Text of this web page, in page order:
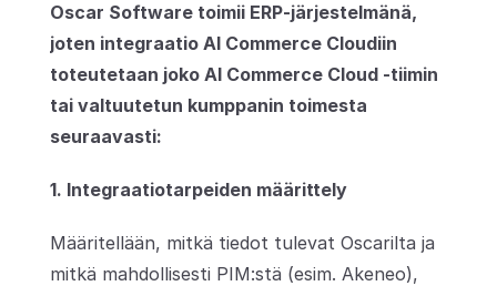
Oscar Software toimii ERP-järjestelmänä,
joten integraatio AI Commerce Cloudiin
toteutetaan joko AI Commerce Cloud -tiimin
tai valtuutetun kumppanin toimesta
seuraavasti:
1. Integraatiotarpeiden määrittely
Määritellään, mitkä tiedot tulevat Oscarilta ja
mitkä mahdollisesti PIM:stä (esim. Akeneo),